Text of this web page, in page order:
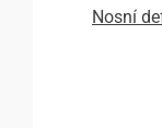
Nosní